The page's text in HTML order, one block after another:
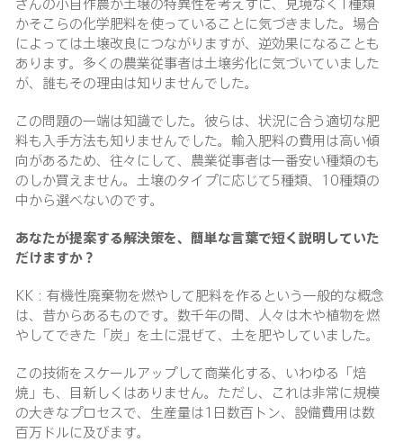
かそこらの化学肥料を使っていることに気づきました。場合
によっては土壌改良につながりますが、逆効果になることも
あります。多くの農業従事者は土壌劣化に気づいていました
が、誰もその理由は知りませんでした。
この問題の一端は知識でした。彼らは、状況に合う適切な肥
料も入手方法も知りませんでした。輸入肥料の費用は高い傾
向があるため、往々にして、農業従事者は一番安い種類のも
のしか買えません。土壌のタイプに応じて5種類、10種類の
中から選べないのです。
あなたが提案する解決策を、簡単な言葉で短く説明していた
だけますか？
KK：有機性廃棄物を燃やして肥料を作るという一般的な概念
は、昔からあるものです。数千年の間、人々は木や植物を燃
やしてできた「炭」を土に混ぜて、土を肥やしていました。
この技術をスケールアップして商業化する、いわゆる「焙
焼」も、目新しくはありません。ただし、これは非常に規模
の大きなプロセスで、生産量は1日数百トン、設備費用は数
百万ドルに及びます。